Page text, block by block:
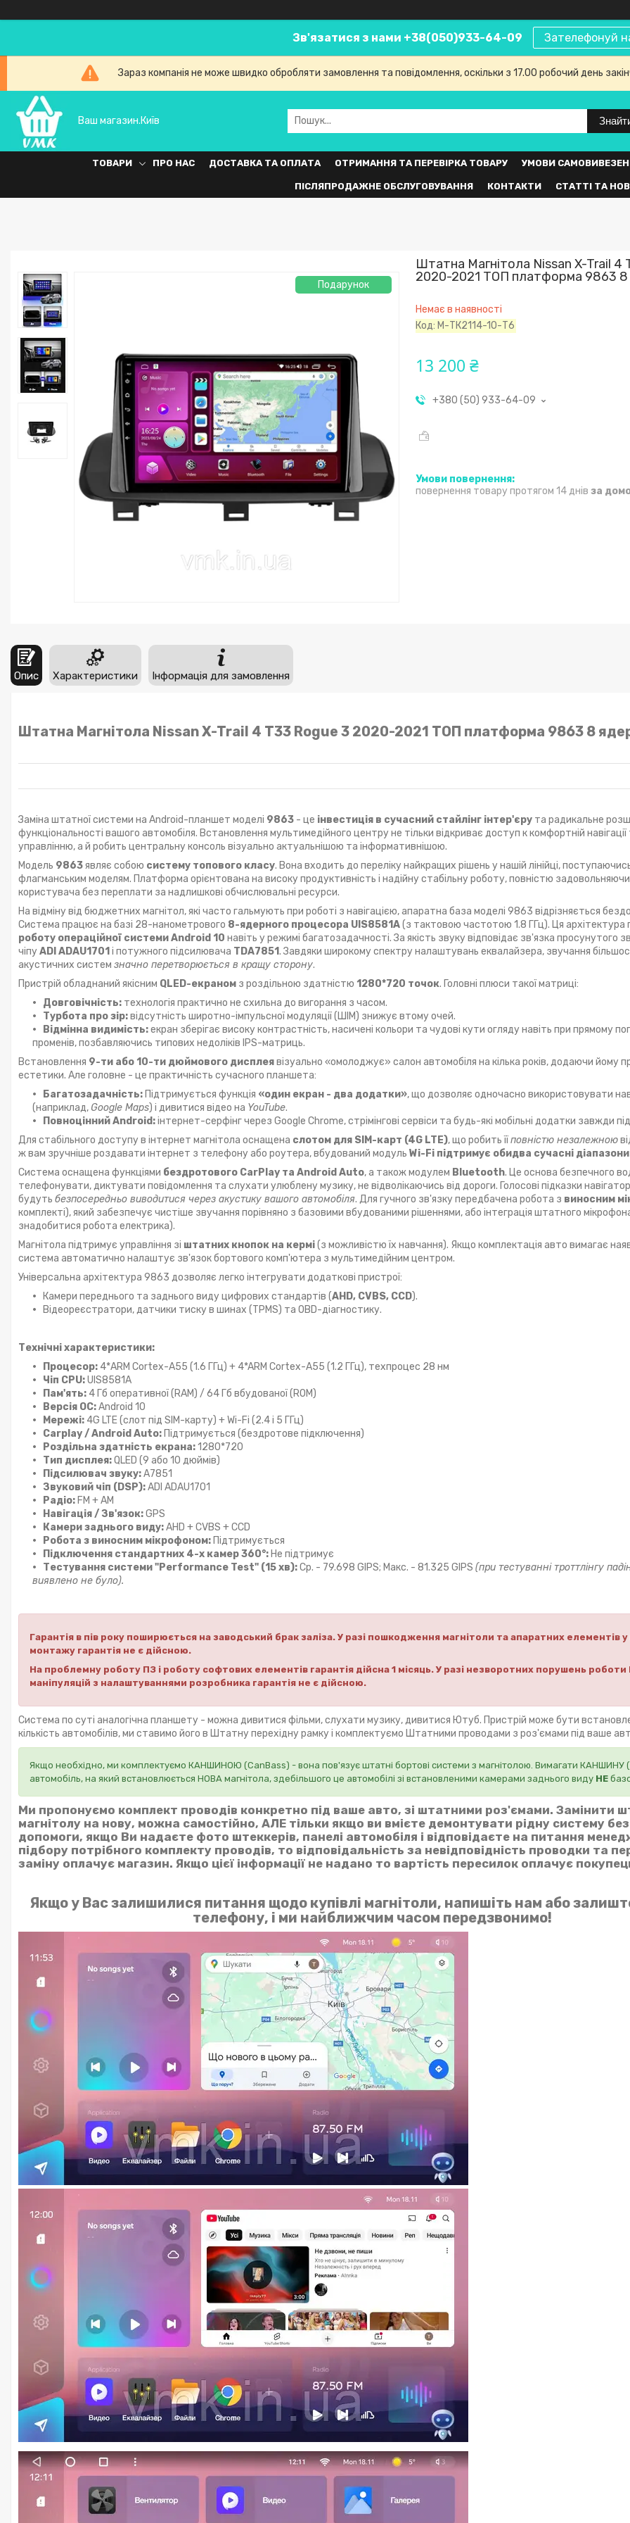
Зв'язатися з нами +38(050)933-64-09 Зателефонуй
Зараз компанія не може швидко обробляти замовлення та повідомлення, оскільки з 17.00 робочий день
Ваш магазин.Київ
ТОВАРИ ПРО НАС ДОСТАВКА ТА ОПЛАТА ОТРИМАННЯ ТА ПЕРЕВІРКА ТОВАРУ УМОВИ
ПІСЛЯПРОДАЖНЕ ОБСЛУГОВУВАННЯ КОНТАКТИ СТАТТІ ТА
Подарунок
Штатна Магнітола Nissan X-Trail 4
2020-2021 ТОП платформа 9863 8
Немає в наявності
Код: М-ТК2114-10-Т6
13 200 ₴
+380 (50) 933-64-09
повернення товару протягом 14 днів за
Опис Характеристики Інформація для замовлення
Штатна Магнітола Nissan X-Trail 4 T33 Rogue 3 2020-2021 ТОП платформа 9863 8
Заміна штатної системи на Android-планшет моделі 9863 - це інвестиція в сучасний стайлінг інтер'єру та радикальне
функціональності вашого автомобіля. Встановлення мультимедійного центру не тільки відкриває доступ к комфортній
управлінню, а й робить центральну консоль візуально актуальнішою та інформативнішою.
Модель 9863являє собою систему топового класу. Вона входить до переліку найкращих рішень у нашій лінійці,
флагманським моделям. Платформа орієнтована на високу продуктивність і надійну стабільну роботу, повністю
користувача без переплати за надлишкові обчислювальні ресурси.
На відміну від бюджетних магнітол, які часто гальмують при роботі з навігацією, апаратна база моделі 9863 відрізняється
Система працює на базі 28-нанометрового 8-ядерного процесора UIS8581A(з тактовою частотою 1.8 ГГц). Ця архітектура
роботу операційної системи Android 10 навіть у режимі багатозадачності. За якість звуку відповідає зв'язка просунутого
чіпу ADI ADAU1701 і потужного підсилювача TDA7851. Завдяки широкому спектру налаштувань еквалайзера, звучання
акустичних систем значно перетворюється в кращу сторону.
Пристрій обладнаний якісним QLED-екраном з роздільною здатністю 1280*720 точок. Головні плюси такої матриці:
Довговічність: технологія практично не схильна до вигорання з часом.
Турбота про зір:відсутність широтно-імпульсної модуляції (ШІМ) знижує втому очей.
Відмінна видимість:екран зберігає високу контрастність, насичені кольори та чудові кути огляду навіть при прямому
променів, позбавляючись типових недоліків IPS-матриць.
Встановлення 9-ти або 10-ти дюймового дисплеявізуально «омолоджує» салон автомобіля на кілька років, додаючи йому
естетики. Але головне - це практичність сучасного планшета:
Багатозадачність: Підтримується функція «один екран - два додатки», що дозволяє одночасно використовувати
(наприклад, Google Maps) і дивитися відео на YouTube.
Повноцінний Android:інтернет-серфінг через Google Chrome, стрімінгові сервіси та будь-які мобільні додатки завжди
Для стабільного доступу в інтернет магнітола оснащена слотом для SIM-карт (4G LTE), що робить їїповністю незалежною
ж вам зручніше роздавати інтернет з телефону або роутера, вбудований модуль Wi-Fi підтримує обидва сучасні
Система оснащена функціями бездротового CarPlay та Android Auto, а також модулем Bluetooth. Це основа безпечного
телефонувати, диктувати повідомлення та слухати улюблену музику, не відволікаючись від дороги. Голосові підказки
будуть безпосередньо виводитися через акустику вашого автомобіля. Для гучного зв'язку передбачена робота з виносним
комплекті), який забезпечує чистіше звучання порівняно з базовими вбудованими рішеннями, або інтеграція штатного
знадобитися робота електрика).
Магнітола підтримує управління зі штатних кнопок на кермі(з можливістю їх навчання). Якщо комплектація авто вимагає
система автоматично налаштує зв'язок бортового комп'ютера з мультимедійним центром.
Універсальна архітектура 9863 дозволяє легко інтегрувати додаткові пристрої:
Камери переднього та заднього виду цифрових стандартів (AHD, CVBS, CCD).
Відеореєстратори, датчики тиску в шинах (TPMS) та OBD-діагностику.
Технічні характеристики:
Процесор: 4*ARM Cortex-A55 (1.6 ГГц) + 4*ARM Cortex-A55 (1.2 ГГц), техпроцес 28 нм
Чіп CPU:UIS8581A
Пам'ять: 4 Гб оперативної (RAM) / 64 Гб вбудованої (ROM)
Версія ОС:Android 10
Мережі: 4G LTE (слот під SIM-карту) + Wi-Fi (2.4 і 5 ГГц)
Carplay / Android Auto: Підтримується (бездротове підключення)
Роздільна здатність екрана:1280*720
Тип дисплея:QLED (9 або 10 дюймів)
Підсилювач звуку:A7851
Звуковий чіп (DSP):ADI ADAU1701
Радіо: FM + AM
Навігація / Зв'язок:GPS
Камери заднього виду:AHD + CVBS + CCD
Робота з виносним мікрофоном: Підтримується
Підключення стандартних 4-х камер 360°: Не підтримує
Тестування системи "Performance Test" (15 хв):Ср. - 79.698 GIPS; Макс. - 81.325 GIPS (при тестуванні троттлінгу
виявлено не було).
Гарантія в пів року поширюється на заводський брак заліза. У разі пошкодження магнітоли та апаратних елементів у
монтажу гарантія не є дійсною.
На проблемну роботу ПЗ і роботу софтових елементів гарантія дійсна 1 місяць. У разі незворотних порушень роботи
маніпуляцій з налаштуваннями розробника гарантія не є дійсною.
Система по суті аналогічна планшету - можна дивитися фільми, слухати музику, дивитися Ютуб. Пристрій може бути
кількість автомобілів, ми ставимо його в Штатну перехідну рамку і комплектуємо Штатними проводами з роз'ємами під ваше
Якщо необхідно, ми комплектуємо КАНШИНОЮ (CanBass) - вона пов'язує штатні бортові системи з магнітолою. Вимагати КАНШИНУ
автомобіль, на який встановлюється НОВА магнітола, здебільшого це автомобілі зі встановленими камерами заднього виду НЕ
Ми пропонуємо комплект проводів конкретно під ваше авто, зі штатними роз'ємами. Замінити
магнітолу на нову, можна самостійно, АЛЕ тільки якщо ви вмієте демонтувати рідну систему
допомоги, якщо Ви надаєте фото штеккерів, панелі автомобіля і відповідаєте на питання
підбору потрібного комплекту проводів, то відповідальність за невідповідність проводки та
заміну оплачує магазин. Якщо цієї інформації не надано то вартість пересилок оплачує
Якщо у Вас залишилися питання щодо купівлі магнітоли, напишіть нам або
телефону, і ми найближчим часом передзвонимо!